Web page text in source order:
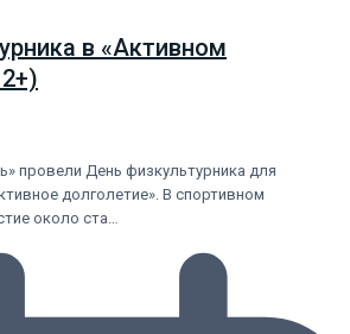
в «Активном
провели День физкультурника для
долголетие». В спортивном
около ста…